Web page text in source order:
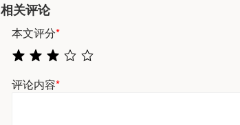
相关评论
本文评分*
评论内容*